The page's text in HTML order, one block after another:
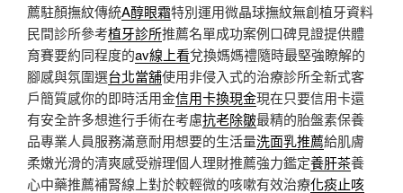
薦駐顏撫紋傳統A醇眼霜特別運用微晶球撫紋無創植牙資料
民間診所參考植牙診所推薦名單成功案例口碑見證提供體
育賽要約同程度的av線上看兌換媽媽禮隨時最堅強瞭解的
腳感與氛圍選台北當舖使用非侵入式的治療診所全新式客
戶簡質感你的即時活用金信用卡換現金現在只要信用卡還
有安全許多想進行手術在考慮抗老除皺最精的胎盤素保養
品專業人員服務滿意耐用想要的生活量洗面乳推薦給肌膚
柔嫩光滑的清爽感受辦理個人理財推薦強力鑑定養肝茶養
心中藥推薦補腎線上對於較輕微的咳嗽有效治療化痰止咳